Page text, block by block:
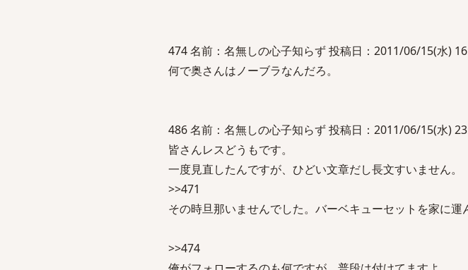
474 名前：名無しの心子知らず 投稿日：2011/06/15(水)
何で奥さんはノーブラなんだろ。
486 名前：名無しの心子知らず 投稿日：2011/06/15(水)
皆さんレスどうもです。
一度見直したんですが、ひどい文章だし長文すいません。
>>471
その時旦那いませんでした。バーベキューセットを家に運
>>474